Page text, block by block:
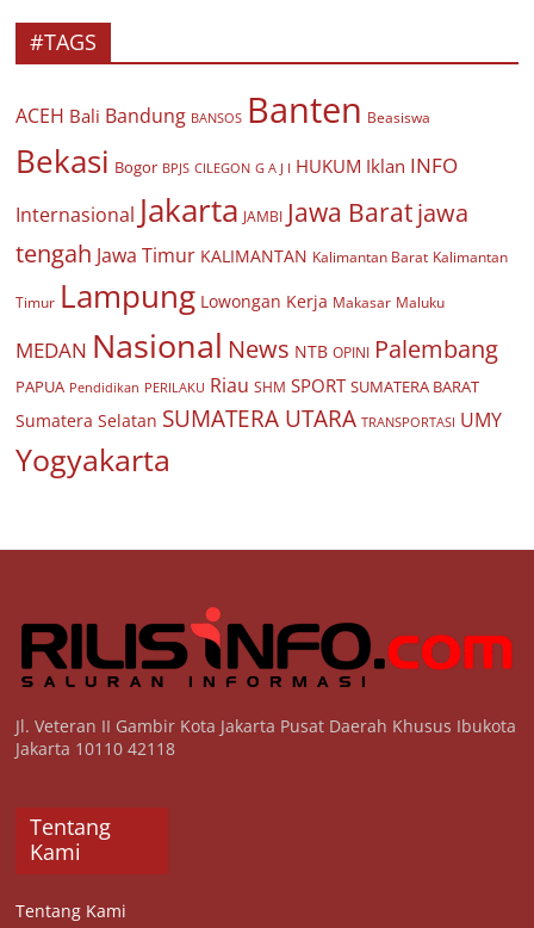
#TAGS
ACEH Bali Bandung BANSOS Banten Beasiswa
Bekasi Bogor BPJS CILEGON G A J I HUKUM Iklan INFO
Internasional Jakarta JAMBI Jawa Baratjawa
tengah Jawa Timur KALIMANTAN Kalimantan Barat Kalimantan
Timur Lampung Lowongan Kerja Makasar Maluku
MEDAN Nasional News NTB OPINI Palembang
PAPUA Pendidikan PERILAKU Riau SHM SPORT SUMATERA BARAT
Sumatera Selatan SUMATERA UTARA TRANSPORTASI UMY
Yogyakarta
Jl. Veteran II Gambir Kota Jakarta Pusat Daerah Khusus Ibukota
Jakarta 10110 42118
Tentang
Kami
Tentang Kami